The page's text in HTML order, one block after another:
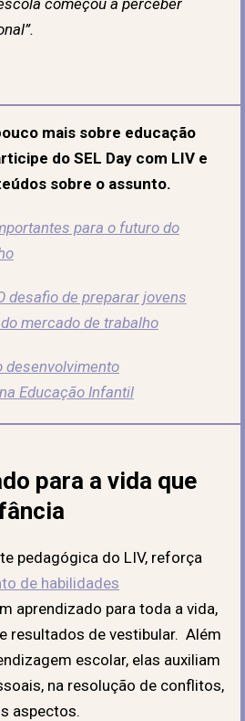
mais sobre educação
do SEL Day com LIV e
sobre o assunto.
para o futuro do
desafio de preparar jovens
mercado de trabalho
desenvolvimento
Educação Infantil
para a vida que
pedagógica do LIV, reforça
de habilidades
aprendizado para toda a vida,
resultados de vestibular. Além
escolar, elas auxiliam
na resolução de conflitos,
aspectos.